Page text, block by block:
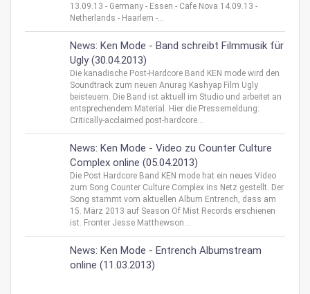
13.09.13 - Germany - Essen - Cafe Nova 14.09.13 -
Netherlands - Haarlem -...
News: Ken Mode - Band schreibt Filmmusik für
Ugly (30.04.2013)
Die kanadische Post-Hardcore Band KEN mode wird den
Soundtrack zum neuen Anurag Kashyap Film Ugly
beisteuern. Die Band ist aktuell im Studio und arbeitet an
entsprechendem Material. Hier die Pressemeldung:
Critically-acclaimed post-hardcore...
News: Ken Mode - Video zu Counter Culture
Complex online (05.04.2013)
Die Post Hardcore Band KEN mode hat ein neues Video
zum Song Counter Culture Complex ins Netz gestellt. Der
Song stammt vom aktuellen Album Entrench, dass am
15. März 2013 auf Season Of Mist Records erschienen
ist. Fronter Jesse Matthewson...
News: Ken Mode - Entrench Albumstream
online (11.03.2013)